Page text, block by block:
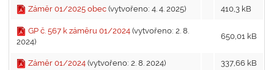
Kontakt
Záměr 01/2025 obec (vytvořeno: 4. 4. 2025) 410,3 kB
GP č. 567 k záměru 01/2024 (vytvořeno: 2. 8.
2024)
650,01 kB
Záměr 01/2024 (vytvořeno: 2. 8. 2024) 337,66 kB